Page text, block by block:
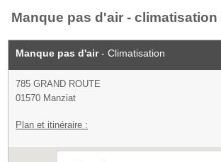
Manque pas d'air - climatisation
Manque pas d'air- Climatisation
785 GRAND ROUTE
01570 Manziat
Plan et itinéraire :